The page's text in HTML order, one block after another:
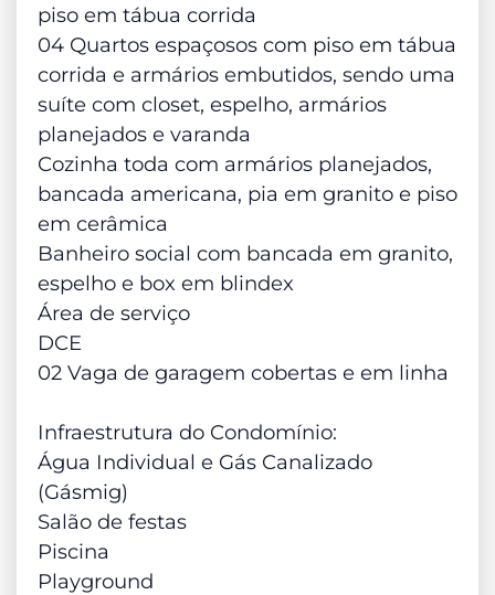
piso em tábua corrida
04 Quartos espaçosos com piso em tábua
corrida e armários embutidos, sendo uma
suíte com closet, espelho, armários
planejados e varanda
Cozinha toda com armários planejados,
bancada americana, pia em granito e piso
em cerâmica
Banheiro social com bancada em granito,
espelho e box em blindex
Área de serviço
DCE
02 Vaga de garagem cobertas e em linha
Infraestrutura do Condomínio:
Água Individual e Gás Canalizado
(Gásmig)
Salão de festas
Piscina
Playground